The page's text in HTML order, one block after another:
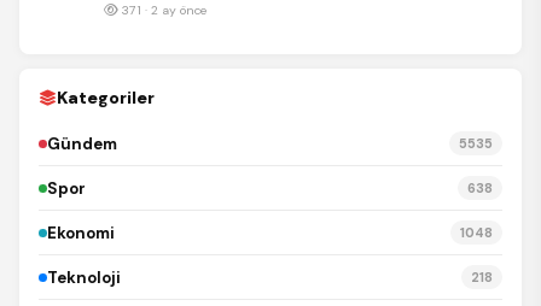
371 · 2 ay önce
Kategoriler
Gündem 5535
Spor 638
Ekonomi 1048
Teknoloji 218